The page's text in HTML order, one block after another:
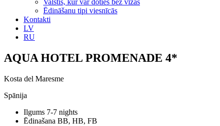
Valstis, kur var doties bez vīzas
Ēdināšanu tipi viesnīcās
Kontakti
LV
RU
AQUA HOTEL PROMENADE 4*
Kosta del Maresme
Spānija
Ilgums 7-7 nights
Ēdinašana BB, HB, FB